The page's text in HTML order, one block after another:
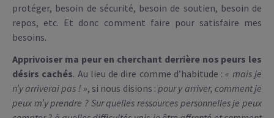
protéger, besoin de sécurité, besoin de soutien, besoin de
repos, etc. Et donc comment faire pour satisfaire mes
besoins.
Apprivoiser ma peur en cherchant derrière nos peurs les
désirs cachés. Au lieu de dire comme d’habitude : « mais je
n’y arriverai pas ! », si nous disions : pour y arriver, comment je
peux m’y prendre ? Sur quelles ressources personnelles je peux